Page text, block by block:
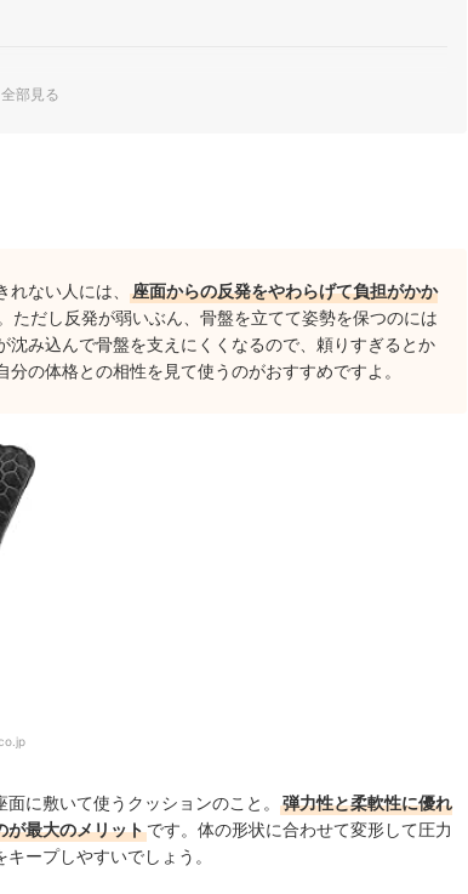
れる理由とは？
！
全部見る
ない人には、
座面からの反発をやわらげて負担がかか
ただし反発が弱いぶん、骨盤を立てて姿勢を保つのには
沈み込んで骨盤を支えにくくなるので、頼りすぎるとか
の体格との相性を見て使うのがおすすめですよ。
に敷いて使うクッションのこと。
弾力性と柔軟性に優れ
が最大のメリットです。体の形状に合わせて変形して圧力
ープしやすいでしょう。